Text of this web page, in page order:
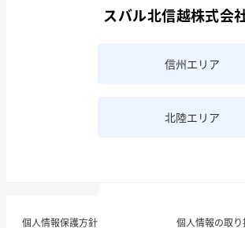
スバル北信越株式会
信州エリア
北陸エリア
個人情報保護方針 個人情報の取